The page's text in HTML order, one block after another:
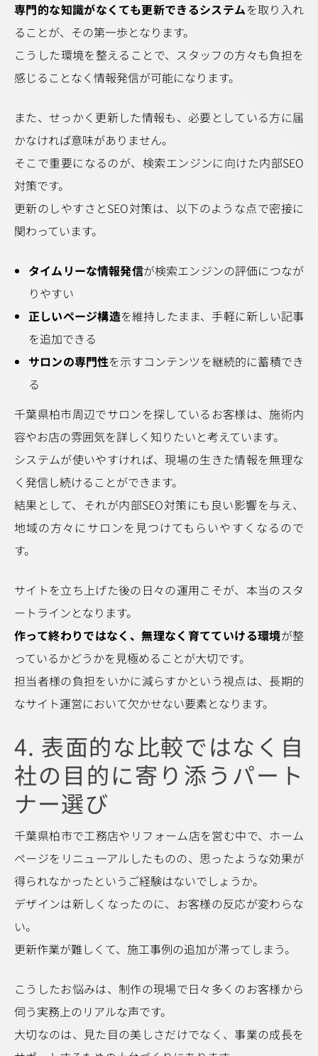
専門的な知識がなくても更新できるシステムを取り入れ
ることが、その第一歩となります。
こうした環境を整えることで、スタッフの方々も負担を
感じることなく情報発信が可能になります。
また、せっかく更新した情報も、必要としている方に届
かなければ意味がありません。
そこで重要になるのが、検索エンジンに向けた内部SEO
対策です。
更新のしやすさとSEO対策は、以下のような点で密接に
関わっています。
タイムリーな情報発信が検索エンジンの評価につなが
りやすい
正しいページ構造を維持したまま、手軽に新しい記事
を追加できる
サロンの専門性を示すコンテンツを継続的に蓄積でき
る
千葉県柏市周辺でサロンを探しているお客様は、施術内
容やお店の雰囲気を詳しく知りたいと考えています。
システムが使いやすければ、現場の生きた情報を無理な
く発信し続けることができます。
結果として、それが内部SEO対策にも良い影響を与え、
地域の方々にサロンを見つけてもらいやすくなるので
す。
サイトを立ち上げた後の日々の運用こそが、本当のスタ
ートラインとなります。
作って終わりではなく、無理なく育てていける環境が整
っているかどうかを見極めることが大切です。
担当者様の負担をいかに減らすかという視点は、長期的
なサイト運営において欠かせない要素となります。
4. 表面的な比較ではなく自
社の目的に寄り添うパート
ナー選び
千葉県柏市で工務店やリフォーム店を営む中で、ホーム
ページをリニューアルしたものの、思ったような効果が
得られなかったというご経験はないでしょうか。
デザインは新しくなったのに、お客様の反応が変わらな
い。
更新作業が難しくて、施工事例の追加が滞ってしまう。
こうしたお悩みは、制作の現場で日々多くのお客様から
伺う実務上のリアルな声です。
大切なのは、見た目の美しさだけでなく、事業の成長を